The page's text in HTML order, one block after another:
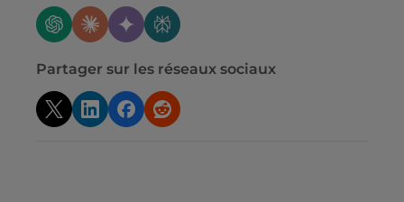
Partager sur les réseaux sociaux